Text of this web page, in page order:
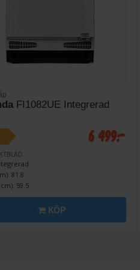
FI1082UE Integrerad
81.8
59.5
6 499:-
KÖP